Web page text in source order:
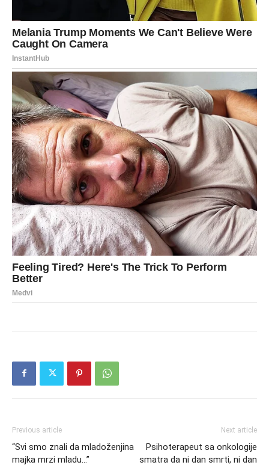
Previous article
“Svi smo znali da mladoženjina
majka mrzi mladu…”
Next article
Psihoterapeut sa onkologije
smatra da ni dan smrti, ni dan